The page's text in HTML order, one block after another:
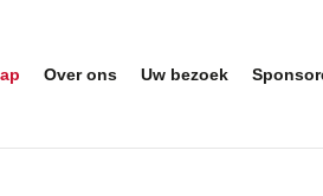
Over ons Uw bezoek